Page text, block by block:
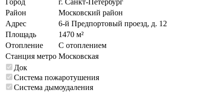
Район
Московский район
Адрес
6-й Предпортовый проезд, д. 12
Площадь
1470 м²
Отопление
С отоплением
Станция метро Московская
Док
Система пожаротушения
Система дымоудаления